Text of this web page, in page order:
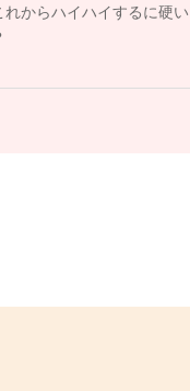
からハイハイするに硬